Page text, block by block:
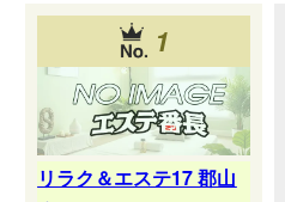
1
リラク＆エステ17 郡山